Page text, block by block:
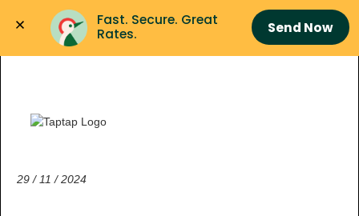
Fast. Secure. Great
Rates.
Send Now
29 / 11 /2024